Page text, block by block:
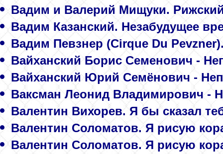
Вадим и Валерий Мищуки.
Вадим Казанский. Незабудущее
Вадим Певзнер (Cirque Du
Вайханский Борис Семенович -
Вайханский Юрий Семёнович -
Ваксман Леонид Владимирович -
Валентин Вихорев. Я бы сказал
Валентин Соломатов. Я рисую
Валентин Соломатов. Я рисую